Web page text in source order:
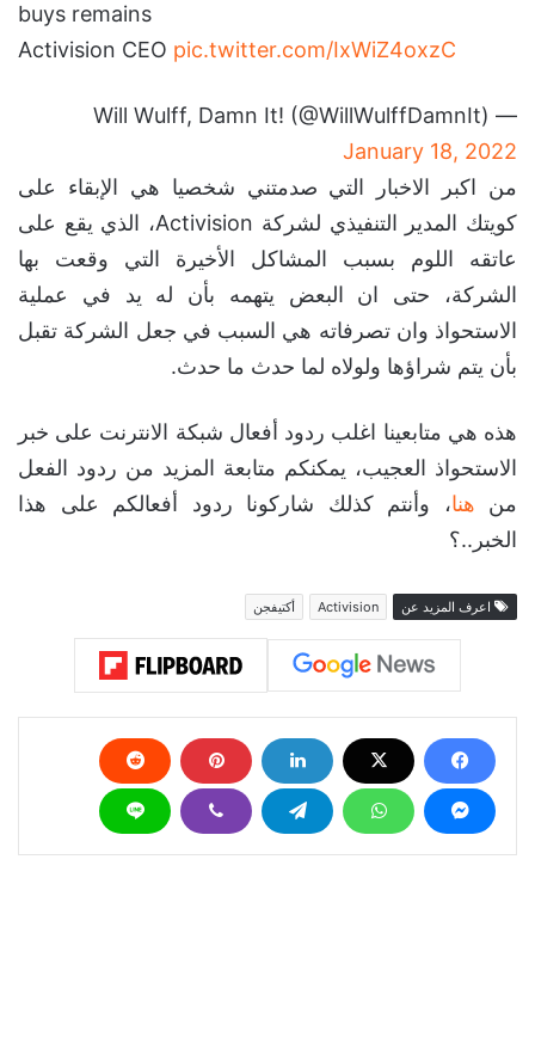
buys remains
Activision CEO pic.twitter.com/IxWiZ4oxzC
— Will Wulff, Damn It! (@WillWulffDamnIt)
January 18, 2022
من اكبر الاخبار التي صدمتني شخصيا هي الإبقاء على
كويتك المدير التنفيذي لشركة Activision، الذي يقع على
عاتقه اللوم بسبب المشاكل الأخيرة التي وقعت بها
الشركة، حتى ان البعض يتهمه بأن له يد في عملية
الاستحواذ وان تصرفاته هي السبب في جعل الشركة تقبل
بأن يتم شراؤها ولولاه لما حدث ما حدث.
هذه هي متابعينا اغلب ردود أفعال شبكة الانترنت على خبر
الاستحواذ العجيب، يمكنكم متابعة المزيد من ردود الفعل
من هنا، وأنتم كذلك شاركونا ردود أفعالكم على هذا
الخبر..؟
اعرف المزيد عن Activision أكتيفجن